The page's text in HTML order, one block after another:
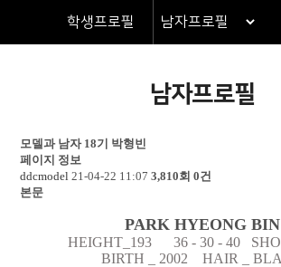
학생프로필
남자프로필
모델과 남자 18기 박형빈
페이지 정보
ddcmodel 21-04-22 11:073,810회 0건
본문
PARK HYEONG BIN
HEIGHT_193 36 - 30 - 40
BIRTH
2002 HAIR _